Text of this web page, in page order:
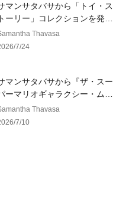
マンサタバサから「トイ・ス
トーリー」コレクションを発
。
Thavasa
7/24
マンサタバサから『ザ・スー
ーマリオギャラクシー・ムー
ー』の映画を記念したコレク
ョンを発売！
Thavasa
7/10